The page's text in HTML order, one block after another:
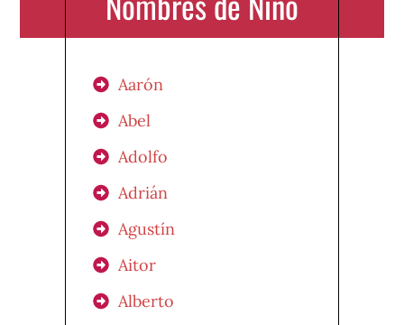
Aarón
Abel
Adolfo
Adrián
Agustín
Aitor
Alberto